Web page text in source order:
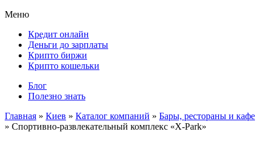
Меню
Кредит онлайн
Деньги до зарплаты
Крипто биржи
Крипто кошельки
Блог
Полезно знать
Главная » Киев » Каталог компаний » Бары, рестораны и кафе
» Спортивно-развлекательный комплекс «X-Park»